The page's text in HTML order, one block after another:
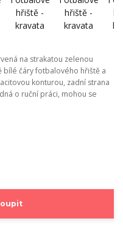
na strakatou zelenou
bílé čáry fotbalového hřiště a
konturou, zadní strana
o ruční práci, mohou se